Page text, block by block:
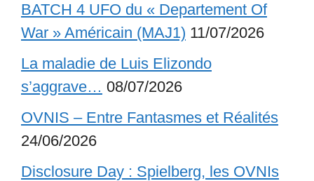
BATCH 4 UFO du « Departement Of
War » Américain (MAJ1) 11/07/2026
La maladie de Luis Elizondo
s’aggrave… 08/07/2026
OVNIS – Entre Fantasmes et Réalités
24/06/2026
Disclosure Day : Spielberg, les OVNIs